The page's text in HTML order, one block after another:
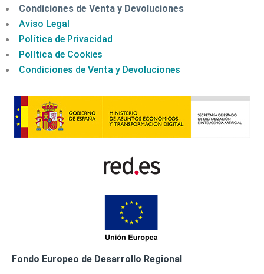
Condiciones de Venta y Devoluciones
Aviso Legal
Política de Privacidad
Política de Cookies
Condiciones de Venta y Devoluciones
Fondo Europeo de Desarrollo Regional